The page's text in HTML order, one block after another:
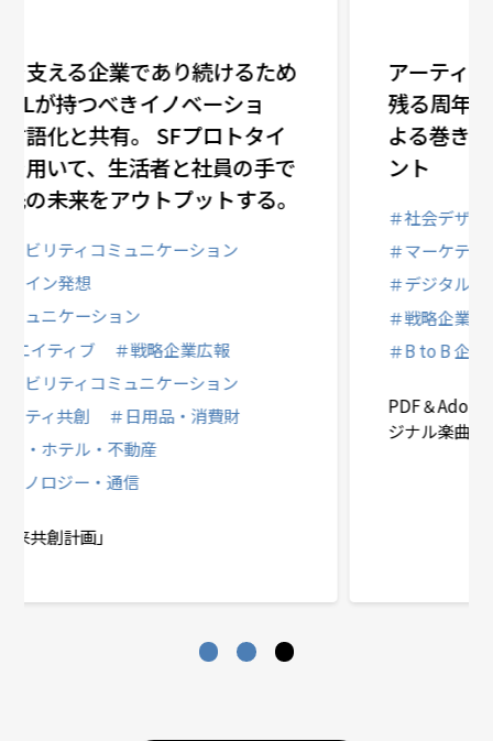
PDF＆Adobe Acrobat 発表30周年記念 オリ
ジナル楽曲＆MV『People Dancing Future』
＃社会デザイン発想
＃PRクリエイティブ
＃マーケティングPR
＃デジタルコミュニケーション
＃戦略企業広報
＃IT・テクノロジー・通信
＃B to B 企業
アーティストとの共創により中長期で
残る周年クリエイティブ PR視点に
よる巻き込み型コンテンツ制作のポイ
ント